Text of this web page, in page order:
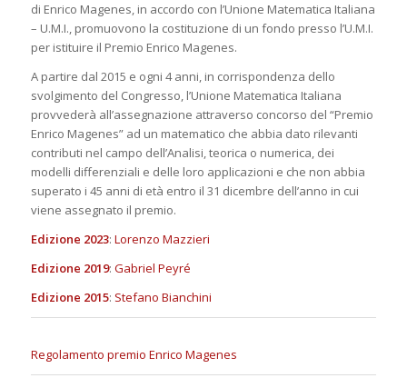
di Enrico Magenes, in accordo con l’Unione Matematica Italiana
– U.M.I., promuovono la costituzione di un fondo presso l’U.M.I.
per istituire il Premio Enrico Magenes.
A partire dal 2015 e ogni 4 anni, in corrispondenza dello
svolgimento del Congresso, l’Unione Matematica Italiana
provvederà all’assegnazione attraverso concorso del “Premio
Enrico Magenes” ad un matematico che abbia dato rilevanti
contributi nel campo dell’Analisi, teorica o numerica, dei
modelli differenziali e delle loro applicazioni e che non abbia
superato i 45 anni di età entro il 31 dicembre dell’anno in cui
viene assegnato il premio.
Edizione 2023: Lorenzo Mazzieri
Edizione 2019: Gabriel Peyré
Edizione 2015: Stefano Bianchini
Regolamento premio Enrico Magenes